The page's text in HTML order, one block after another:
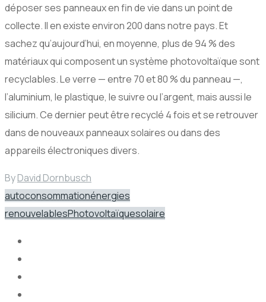
déposer ses panneaux en fin de vie dans un point de
collecte. Il en existe environ 200 dans notre pays. Et
sachez qu’aujourd’hui, en moyenne, plus de 94 % des
matériaux qui composent un système photovoltaïque sont
recyclables. Le verre — entre 70 et 80 % du panneau —,
l’aluminium, le plastique, le suivre ou l’argent, mais aussi le
silicium. Ce dernier peut être recyclé 4 fois et se retrouver
dans de nouveaux panneaux solaires ou dans des
appareils électroniques divers.
ByDavid Dornbusch
autoconsommationénergies
renouvelablesPhotovoltaïquesolaire